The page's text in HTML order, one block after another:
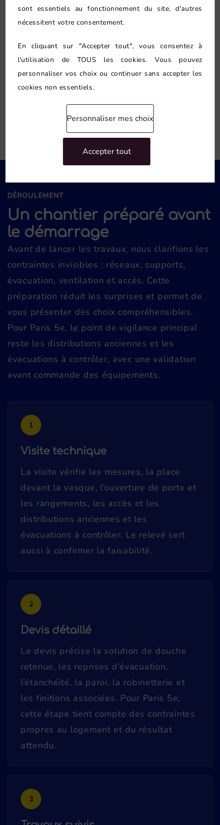
Le conseil porte aussi surpose de
douche à l’italienne à Paris 5e
cette piste apporte une vraie réponse.
Nous évitons les options redondantes et
gardons une priorité : une circulation
plus naturelle dans une pièce souvent
contrainte.
DÉROULEMENT
Un chantier préparé avant
le démarrage
Avant de lancer les travaux, nous clarifions les
contraintes invisibles : réseaux, supports,
évacuation, ventilation et accès. Cette
préparation réduit les surprises et permet de
vous présenter des choix compréhensibles.
Pour Paris 5e, le point de vigilance principal
reste les distributions anciennes et les
évacuations à contrôler, avec une validation
avant commande des équipements.
1
Visite technique
La visite vérifie les mesures, la place
devant la vasque, l’ouverture de porte et
les rangements, les accès et les
distributions anciennes et les
évacuations à contrôler. Le relevé sert
aussi à confirmer la faisabilité.
2
Devis détaillé
Le devis précise la solution de douche
retenue, les reprises d’évacuation,
l’étanchéité, la paroi, la robinetterie et
les finitions associées. Pour Paris 5e,
cette étape tient compte des contraintes
propres au logement et du résultat
attendu.
3
sont essentiels au fonctionnement du site, d'autres
nécessitent votre consentement.
En cliquant sur "Accepter tout", vous consentez à
l'utilisation de TOUS les cookies. Vous pouvez
personnaliser vos choix ou continuer sans accepter les
cookies non essentiels.
Personnaliser mes choix
Accepter tout